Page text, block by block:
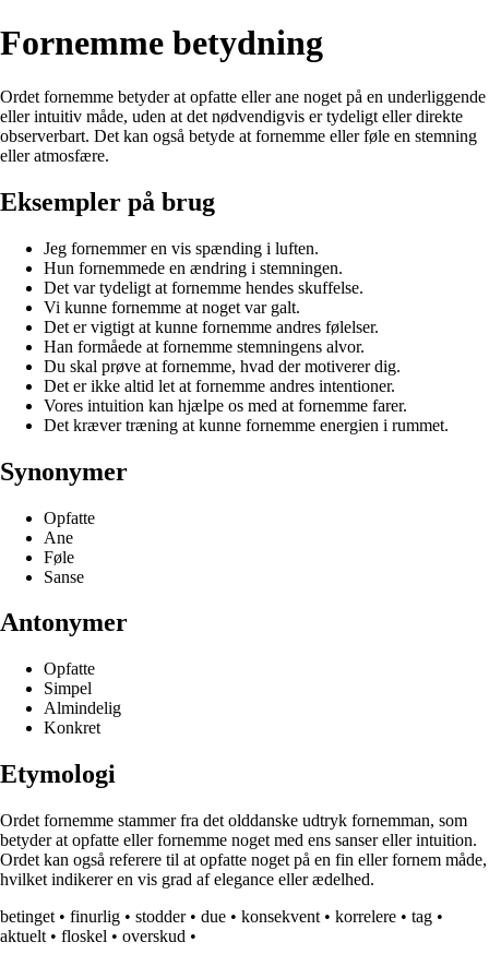
Fornemme betydning
Ordet fornemme betyder at opfatte eller ane noget på en underliggende
eller intuitiv måde, uden at det nødvendigvis er tydeligt eller direkte
observerbart. Det kan også betyde at fornemme eller føle en stemning
eller atmosfære.
Eksempler på brug
Jeg fornemmer en vis spænding i luften.
Hun fornemmede en ændring i stemningen.
Det var tydeligt at fornemme hendes skuffelse.
Vi kunne fornemme at noget var galt.
Det er vigtigt at kunne fornemme andres følelser.
Han formåede at fornemme stemningens alvor.
Du skal prøve at fornemme, hvad der motiverer dig.
Det er ikke altid let at fornemme andres intentioner.
Vores intuition kan hjælpe os med at fornemme farer.
Det kræver træning at kunne fornemme energien i rummet.
Synonymer
Opfatte
Ane
Føle
Sanse
Antonymer
Opfatte
Simpel
Almindelig
Konkret
Etymologi
Ordet fornemme stammer fra det olddanske udtryk fornemman, som
betyder at opfatte eller fornemme noget med ens sanser eller intuition.
Ordet kan også referere til at opfatte noget på en fin eller fornem måde,
hvilket indikerer en vis grad af elegance eller ædelhed.
betinget • finurlig • stodder• due • konsekvent • korrelere • tag •
aktuelt • floskel • overskud •